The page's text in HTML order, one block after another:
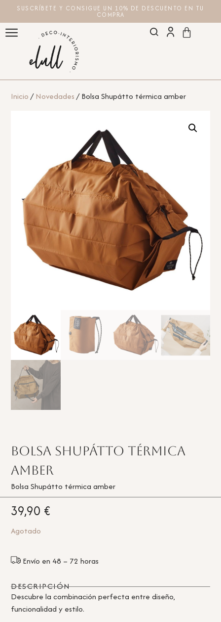
SUSCRÍBETE Y CONSIGUE UN 10% DE DESCUENTO EN TU
COMPRA
Inicio/Novedades/ Bolsa Shupátto térmica amber
Bolsa Shupátto térmica
amber
Bolsa Shupátto térmica amber
39,90 €
Agotado
Envío en 48 – 72 horas
DESCRIPCIÓN
Descubre la combinación perfecta entre diseño,
funcionalidad y estilo.